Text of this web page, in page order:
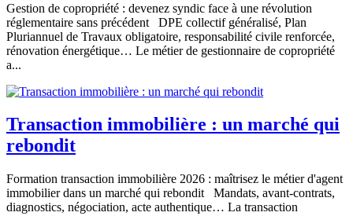
Gestion de copropriété : devenez syndic face à une révolution
réglementaire sans précédent DPE collectif généralisé, Plan
Pluriannuel de Travaux obligatoire, responsabilité civile renforcée,
rénovation énergétique… Le métier de gestionnaire de copropriété
a...
Transaction immobilière : un marché qui
rebondit
Formation transaction immobilière 2026 : maîtrisez le métier d'agent
immobilier dans un marché qui rebondit Mandats, avant-contrats,
diagnostics, négociation, acte authentique… La transaction